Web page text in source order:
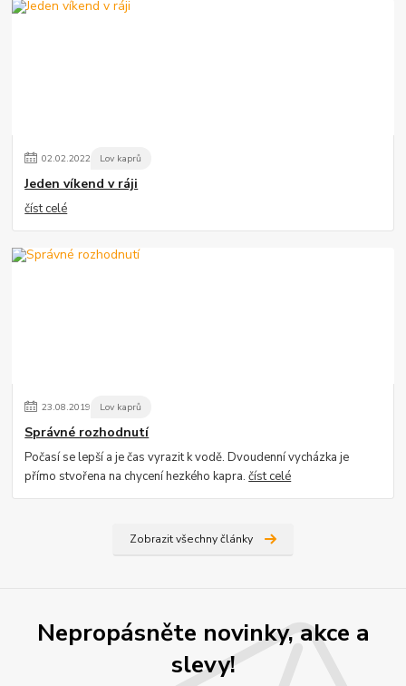
02.02.2022 Lov kaprů
Jeden víkend v ráji
číst celé
23.08.2019 Lov kaprů
Správné rozhodnutí
Počasí se lepší a je čas vyrazit k vodě. Dvoudenní vycházka je
přímo stvořena na chycení hezkého kapra.číst celé
Zobrazit všechny články
Nepropásněte novinky, akce a
slevy!